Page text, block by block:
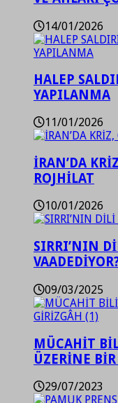
14/01/2026
HALEP
YAPILANMA
11/01/2026
İRAN’DA
ROJHİLAT
10/01/2026
SIRRI’NIN
09/03/2025
MÜCAHİT
ÜZERİNE
29/07/2023